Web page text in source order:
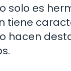
solo es
tiene
hacen